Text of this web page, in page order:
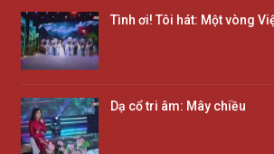
Tình ơi! Tôi hát: Một vòng
Dạ cổ tri âm: Mây chiều